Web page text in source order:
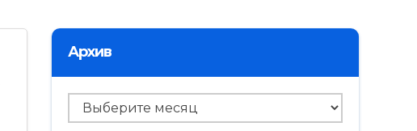
Архив
Архив